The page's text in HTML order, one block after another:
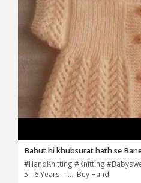
Bahut hi khubsurat hath se
#HandKnitting #Knitting
5 - 6 Years - ... Buy Hand